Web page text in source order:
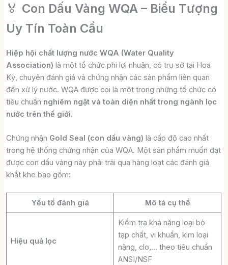
🏅 Con Dấu Vàng WQA – Biểu Tượng
Uy Tín Toàn Cầu
Hiệp hội chất lượng nước WQA (Water Quality
Association) là một tổ chức phi lợi nhuận, có trụ sở tại Hoa
Kỳ, chuyên đánh giá và chứng nhận các sản phẩm liên quan
đến xử lý nước. WQA được coi là một trong những tổ chức có
tiêu chuẩn nghiêm ngặt và toàn diện nhất trong ngành lọc
nước trên thế giới.
Chứng nhận Gold Seal (con dấu vàng) là cấp độ cao nhất
trong hệ thống chứng nhận của WQA. Một sản phẩm muốn đạt
được con dấu vàng này phải trải qua hàng loạt các đánh giá
khắt khe bao gồm:
Yếu tố đánh giá Mô tả cụ thể
Hiệu quả lọc
Kiểm tra khả năng loại bỏ
tạp chất, vi khuẩn, kim loại
nặng, clo,… theo tiêu chuẩn
ANSI/NSF